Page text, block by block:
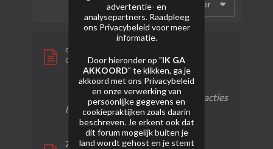
Filter
dumbum 5g
door
mats
3
reacties
4,071
weergaven
reacties
Laatste bericht 22-10-2025, 17:00
Zink 751 Kreiselblitz
advertentie- en
analysepartners. Raadpleeg
ons Privacybeleid voor meer
informatie.
Door hieronder op "IK GA
AKKOORD" te klikken, ga je
akkoord met ons Privacybeleid
en onze verwerking van
persoonlijke gegevens en
cookiepraktijken zoals daarin
beschreven. Je erkent ook dat
dit forum mogelijk buiten je
land wordt gehost en je stemt